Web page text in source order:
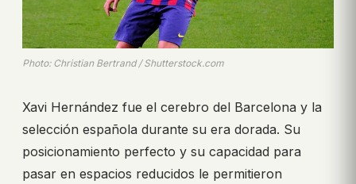
Photo: Christian Bertrand / Shutterstock.com
Xavi Hernández fue el cerebro del Barcelona y la
selección española durante su era dorada. Su
posicionamiento perfecto y su capacidad para
pasar en espacios reducidos le permitieron